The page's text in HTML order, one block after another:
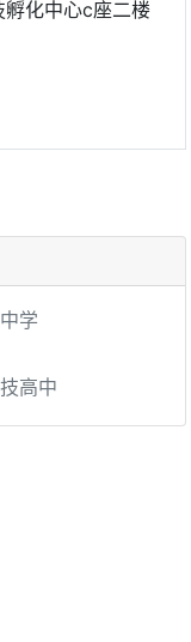
化中心c座二楼
学
高中